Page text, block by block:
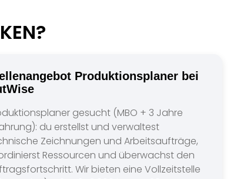
Produktionsplaner bei
gesucht (MBO + 3 Jahre
du erstellst und verwaltest
Zeichnungen und Arbeitsaufträge,
Ressourcen und überwachst den
Wir bieten eine Vollzeitstelle